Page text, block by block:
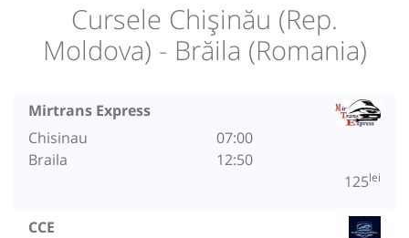
Cursele Chișinău (Rep.
Moldova) - Brăila (Romania)
Mirtrans Express
Chisinau
Braila
07:00
12:50
125lei
CCE